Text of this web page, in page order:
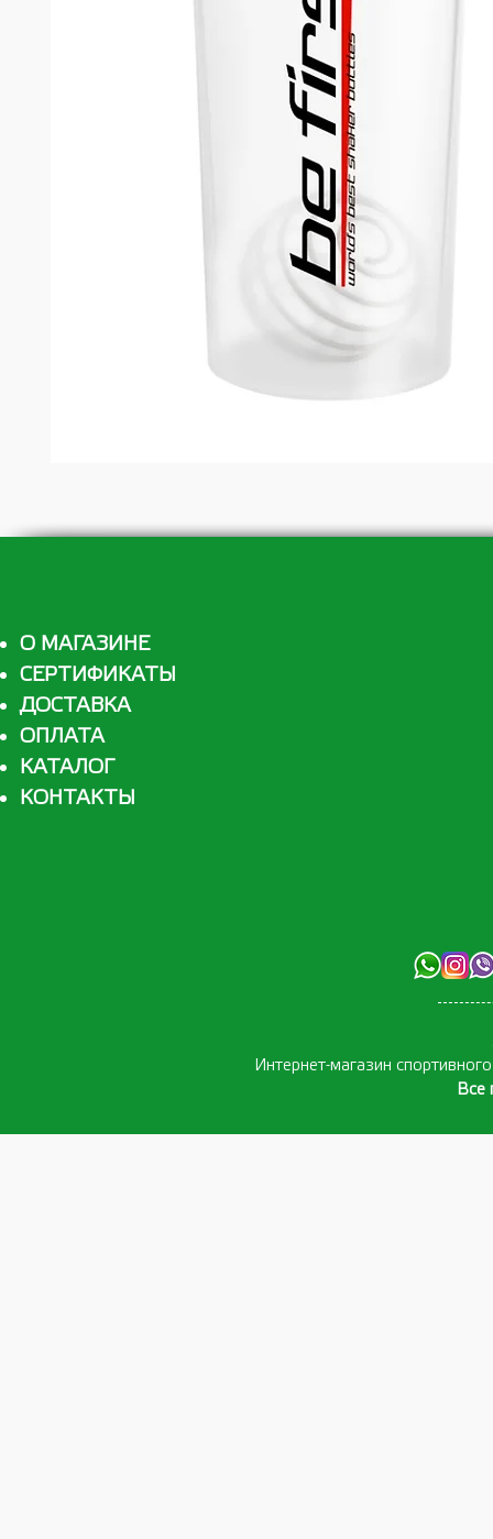
О МАГАЗИНЕ
СЕРТИФИКАТЫ
ДОСТАВКА
ОПЛАТА
КАТАЛОГ
КОНТАКТЫ
Интернет-магазин
Все